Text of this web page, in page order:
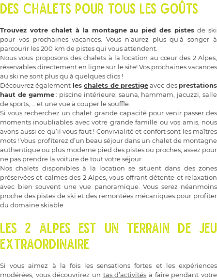
DES CHALETS POUR TOUS LES GOÛTS
Trouvez votre chalet à la montagne au pied des pistes de ski
pour vos prochaines vacances. Vous n’aurez plus qu’à songer à
parcourir les 200 km de pistes qui vous attendent.
Nous vous proposons des chalets à la location au cœur des 2 Alpes,
réservables directement en ligne sur le site! Vos prochaines vacances
au ski ne sont plus qu’à quelques clics !
Découvrez également leschalets de prestigeavec des prestations
haut de gamme: piscine intérieure, sauna, hammam, jacuzzi, salle
de sports, … et une vue à couper le souffle.
Si vous recherchez un chalet grande capacité pour venir passer des
moments inoubliables avec votre grande famille ou vos amis, nous
avons aussi ce qu’il vous faut ! Convivialité et confort sont les maîtres
mots ! Vous profiterez d’un beau séjour dans un chalet de montagne
authentique ou plus moderne pied des pistes ou proches, assez pour
ne pas prendre la voiture de tout votre séjour.
Nos chalets disponibles à la location se situent dans des zones
préservées et calmes des 2 Alpes, vous offrant détente et relaxation
avec bien souvent une vue panoramique. Vous serez néanmoins
proche des pistes de ski et des remontées mécaniques pour profiter
du domaine skiable.
LES 2 ALPES EST UN TERRAIN DE JEU
EXTRAORDINAIRE
Si vous aimez à la fois les sensations fortes et les expériences
modérées, vous découvrirez un tas d’activités à faire pendant votre